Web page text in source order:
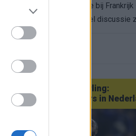
Waarom de arbitrage bij Frankrijk
Marokko voor zoveel discussie
Van Götze tot Sterling:
statementtransfers in